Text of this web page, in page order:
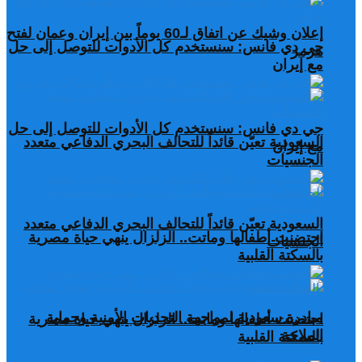
جي دي فانس: سنستخدم كل الأدوات للتوصل إلى حل
مع إيران
السعودية تعيّن قائداً للتحالف البحري الدفاعي متعدد
الجنسيات
احتضنت أطفالها وماتت.. الزلزال ينهي حياة مصرية
بالسكتة القلبية
مبادرة سعودية لمواجهة التحديات الأمنية وحماية
الملاحة
إعلان وشيك عن اتفاق لـ60 يوماً بين إيران وعمان لفتح
هرمز
جي دي فانس: سنستخدم كل الأدوات للتوصل إلى حل
مع إيران
السعودية تعيّن قائداً للتحالف البحري الدفاعي متعدد
الجنسيات
احتضنت أطفالها وماتت.. الزلزال ينهي حياة مصرية
بالسكتة القلبية